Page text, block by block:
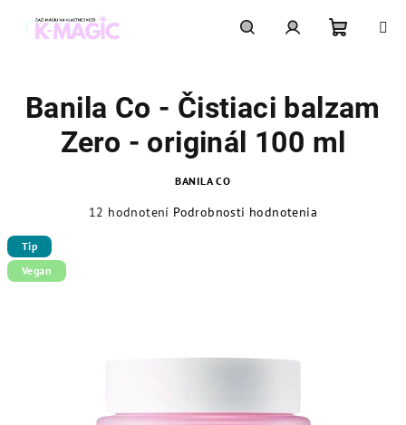
košík
Banila Co - Čistiaci balzam
Zero - originál 100 ml
BANILA CO
produktu
je
4,9
12 hodnotení Podrobnosti hodnotenia
Tip
Vegan